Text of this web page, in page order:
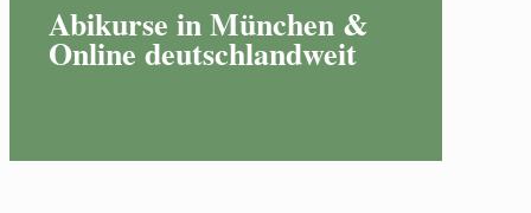
Abikurse in München &
Online deutschlandweit